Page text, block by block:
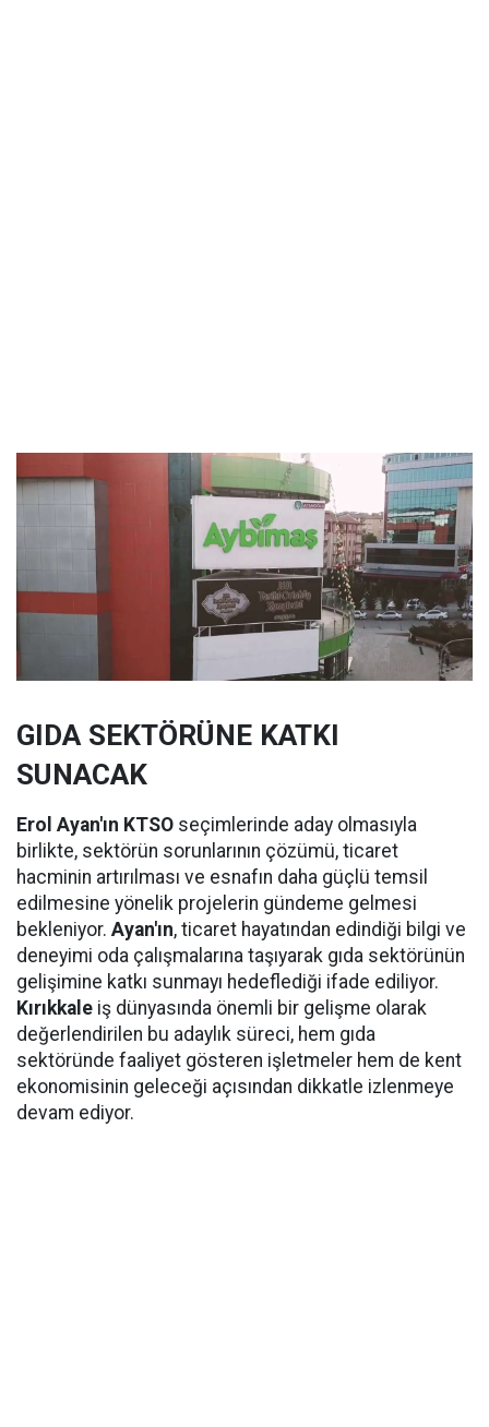
GIDA SEKTÖRÜNE KATKI
SUNACAK
Erol Ayan'ın KTSO seçimlerinde aday olmasıyla
birlikte, sektörün sorunlarının çözümü, ticaret
hacminin artırılması ve esnafın daha güçlü temsil
edilmesine yönelik projelerin gündeme gelmesi
bekleniyor. Ayan'ın, ticaret hayatından edindiği bilgi ve
deneyimi oda çalışmalarına taşıyarak gıda sektörünün
gelişimine katkı sunmayı hedeflediği ifade ediliyor.
Kırıkkale iş dünyasında önemli bir gelişme olarak
değerlendirilen bu adaylık süreci, hem gıda
sektöründe faaliyet gösteren işletmeler hem de kent
ekonomisinin geleceği açısından dikkatle izlenmeye
devam ediyor.